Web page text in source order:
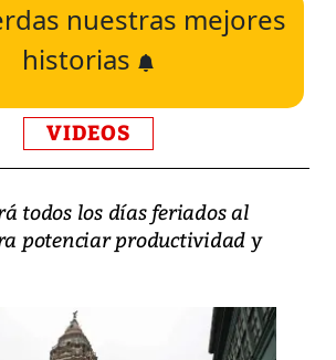
nuestras mejores
historias
VIDEOS
todos los días feriados al
potenciar productividad y